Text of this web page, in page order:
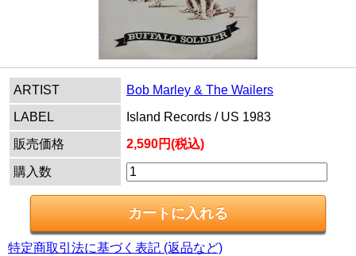
ARTIST
Bob Marley & The Wailers
LABEL
Island Records / US 1983
販売価格
2,590円(税込)
購入数
特定商取引法に基づく表記 (返品など)